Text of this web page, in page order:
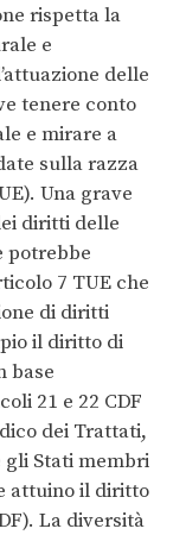
rispetta la
e
delle
tenere conto
e mirare a
sulla razza
Una grave
diritti delle
potrebbe
7 TUE che
di diritti
il diritto di
base
21 e 22 CDF
dei Trattati,
gli Stati membri
attuino il diritto
La diversità